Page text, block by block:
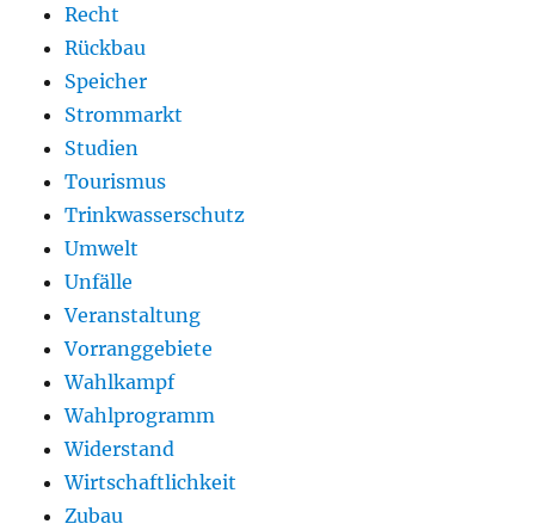
Recht
Rückbau
Speicher
Strommarkt
Studien
Tourismus
Trinkwasserschutz
Umwelt
Unfälle
Veranstaltung
Vorranggebiete
Wahlkampf
Wahlprogramm
Widerstand
Wirtschaftlichkeit
Zubau